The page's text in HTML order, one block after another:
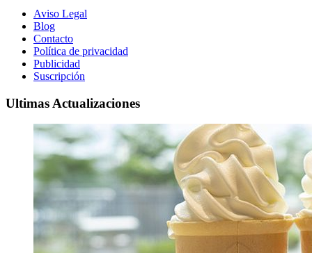
Aviso Legal
Blog
Contacto
Política de privacidad
Publicidad
Suscripción
Ultimas Actualizaciones